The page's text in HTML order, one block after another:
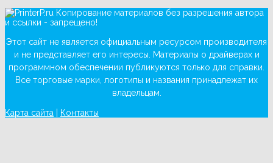
Копирование материалов без разрешения автора
и ссылки - запрещено!
Этот сайт не является официальным ресурсом производителя
и не представляет его интересы. Материалы о драйверах и
программном обеспечении публикуются только для справки.
Все торговые марки, логотипы и названия принадлежат их
владельцам.
Карта сайта Контакты